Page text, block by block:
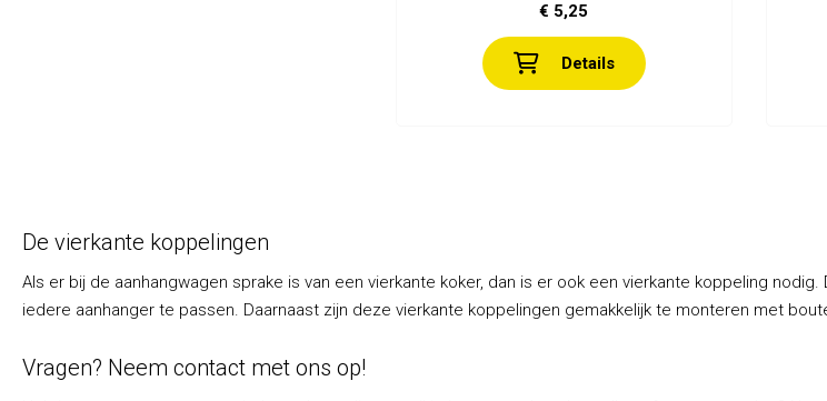
€ 5,25
Details
De vierkante koppelingen
Als er bij de aanhangwagen sprake is van een vierkante koker, dan is er ook een vierkante koppeling
iedere aanhanger te passen. Daarnaast zijn deze vierkante koppelingen gemakkelijk te monteren met
Vragen? Neem contact met ons op!